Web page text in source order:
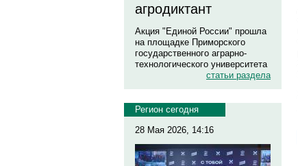
агродиктант
Акция "Единой России" прошла
на площадке Приморского
государственного аграрно-
технологического университета
статьи раздела
Регион сегодня
28 Мая 2026, 14:16